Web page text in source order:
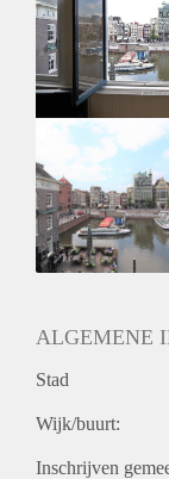
- Registration
- Kitchen with
- Wooden floors
- Bathroom with
Rental price €
Deposit equal to
ALGEMENE
Stad
Wijk/buurt:
Inschrijven